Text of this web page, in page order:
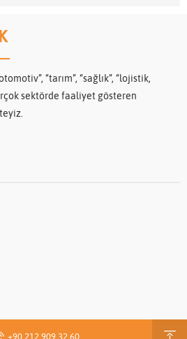
“tarım”, “sağlık”, “lojistik,
sektörde faaliyet gösteren
+90 212 909 32 60